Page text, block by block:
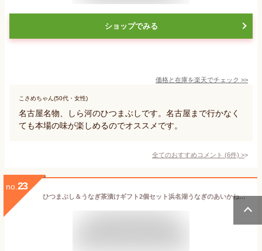
ショップでみる
価格と在庫を楽天でチェック >>
こさめちゃん(50代・女性)
名古屋名物、しら河のひつまぶしです。名古屋まで行かなく
ても本場の味が楽しめるのでオススメです。
全てのおすすめコメント (6件) >
no. 23
ひつまぶし＆うなぎ茶漬けギフト2個セット浜名湖うなぎのあいかね＜送料無料＞（離島、沖縄、北海道は追加送料がかかります）